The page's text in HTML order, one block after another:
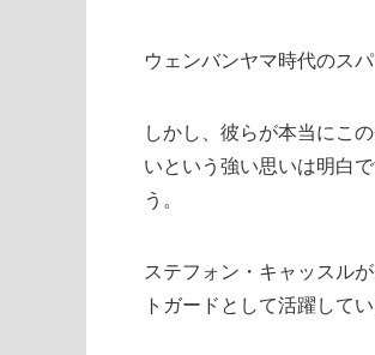
ウェンバンヤマ時代のス
しかし、彼らが本当にこ
いという強い思いは明白
う。
ステフォン・キャッスル
トガードとして活躍して